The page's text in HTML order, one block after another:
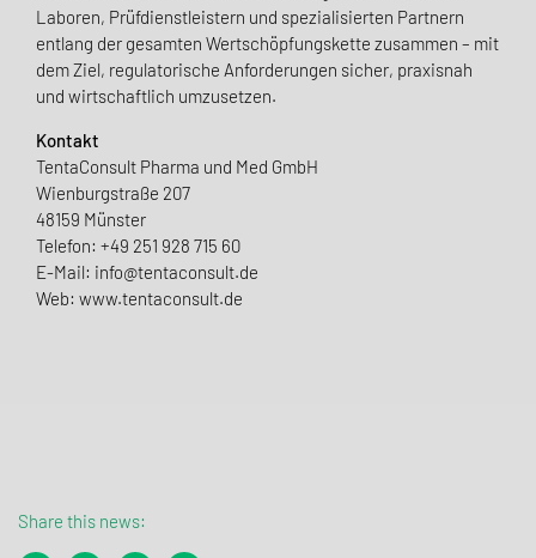
Laboren, Prüfdienstleistern und spezialisierten Partnern
entlang der gesamten Wertschöpfungskette zusammen – mit
dem Ziel, regulatorische Anforderungen sicher, praxisnah
und wirtschaftlich umzusetzen.
Kontakt
TentaConsult Pharma und Med GmbH
Wienburgstraße 207
48159 Münster
Telefon: +49 251 928 715 60
E-Mail: info@tentaconsult.de
Web: www.tentaconsult.de
Share this news: